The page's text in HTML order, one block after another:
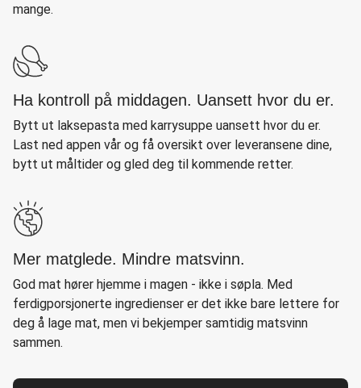
mange.
Ha kontroll på middagen. Uansett hvor du er.
Bytt ut laksepasta med karrysuppe uansett hvor du er.
Last ned appen vår og få oversikt over leveransene dine,
bytt ut måltider og gled deg til kommende retter.
Mer matglede. Mindre matsvinn.
God mat hører hjemme i magen - ikke i søpla. Med
ferdigporsjonerte ingredienser er det ikke bare lettere for
deg å lage mat, men vi bekjemper samtidig matsvinn
sammen.